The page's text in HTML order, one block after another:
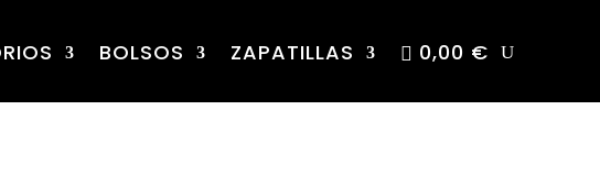
BOLSOS ZAPATILLAS 0,00 €